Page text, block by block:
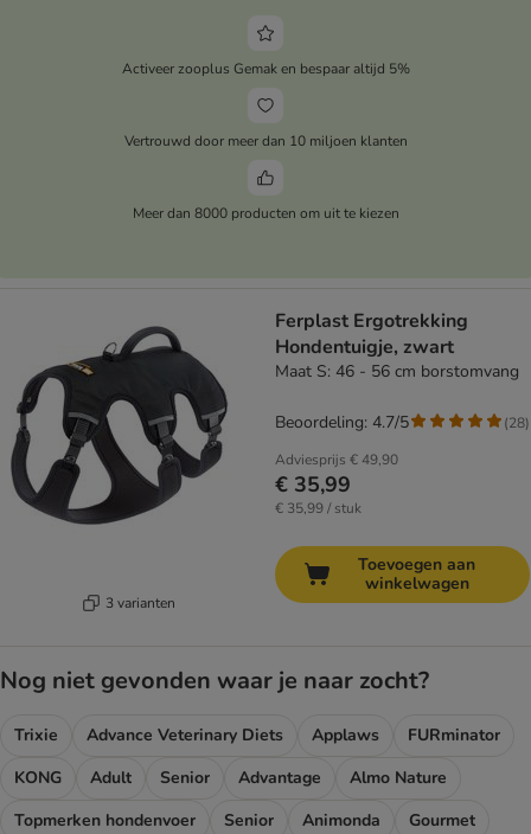
Activeer zooplus Gemak en bespaar altijd 5%
Vertrouwd door meer dan 10 miljoen klanten
Meer dan 8000 producten om uit te kiezen
3 varianten
Ferplast Ergotrekking
Hondentuigje, zwart
Maat S: 46 - 56 cm borstomvang
Adviesprijs € 49,90
€ 35,99
€ 35,99 / stuk
Beoordeling: 4.7/5 (28)
Toevoegen aan
winkelwagen
Nog niet gevonden waar je naar zocht?
Trixie Advance Veterinary Diets Applaws
FURminator
KONG
Adult Senior Advantage
Almo Nature
Topmerken hondenvoer
Senior Animonda Gourmet